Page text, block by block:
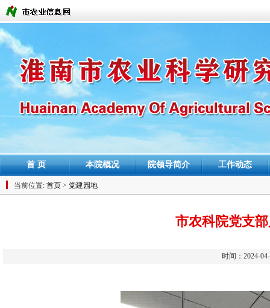
首 页 本院概况 院领导简介 工作动态
当前位置: 首页 > 党建园地
市农科院党支
时间：2024-